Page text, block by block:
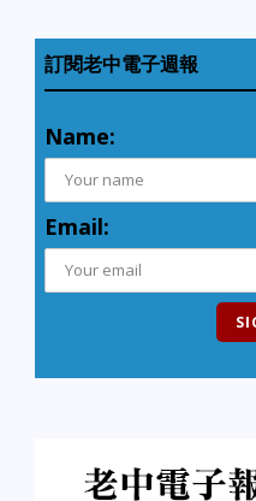
訂閱老中電子週報
Name:
Email: